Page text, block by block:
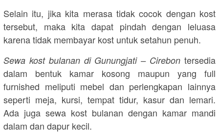
Selain itu, jika kita merasa tidak cocok dengan kost
tersebut, maka kita dapat pindah dengan leluasa
karena tidak membayar kost untuk setahun penuh.
Sewa kost bulanan di Gunungjati – Cirebon tersedia
dalam bentuk kamar kosong maupun yang full
furnished meliputi mebel dan perlengkapan lainnya
seperti meja, kursi, tempat tidur, kasur dan lemari.
Ada juga sewa kost bulanan dengan kamar mandi
dalam dan dapur kecil.